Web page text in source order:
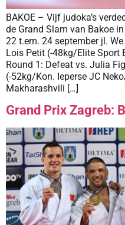
BAKOE – Vijf judoka’s
de Grand Slam van Bakoe
22 t.em. 24 september jl.
Lois Petit (-48kg/Elite Sport
Round 1: Defeat vs. Julia
(-52kg/Kon. Ieperse JC
Makharashvili […]
Grand Prix Zagreb: